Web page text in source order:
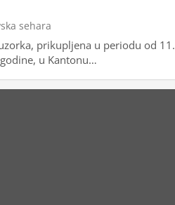
sehara
prikupljena u periodu od 11.
u Kantonu…